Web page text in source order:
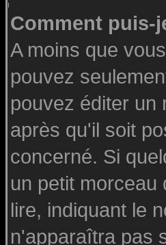
Comment puis-
A moins que
pouvez
pouvez éditer un
après qu'il soit
concerné. Si
un petit
lire, indiquant le
n'apparaîtra pas